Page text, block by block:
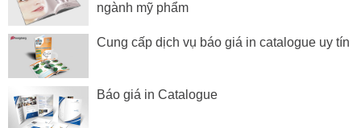
ngành mỹ phẩm
Cung cấp dịch vụ báo giá in catalogue uy tín
Báo giá in Catalogue